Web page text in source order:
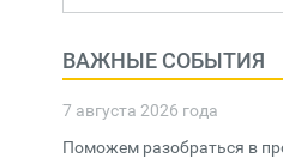
ВАЖНЫЕ СОБЫТИЯ
7 августа 2026 года
Поможем разобраться в